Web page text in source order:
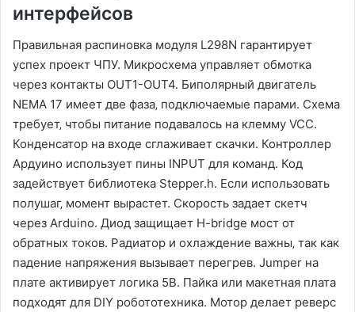
интерфейсов
Правильная распиновка модуля L298N гарантирует
успех проект ЧПУ. Микросхема управляет обмотка
через контакты OUT1-OUT4. Биполярный двигатель
NEMA 17 имеет две фаза‚ подключаемые парами. Схема
требует‚ чтобы питание подавалось на клемму VCC.
Конденсатор на входе сглаживает скачки. Контроллер
Ардуино использует пины INPUT для команд. Код
задействует библиотека Stepper.h. Если использовать
полушаг‚ момент вырастет. Скорость задает скетч
через Arduino. Диод защищает H-bridge мост от
обратных токов. Радиатор и охлаждение важны‚ так как
падение напряжения вызывает перегрев. Jumper на
плате активирует логика 5В. Пайка или макетная плата
подходят для DIY робототехника. Мотор делает реверс